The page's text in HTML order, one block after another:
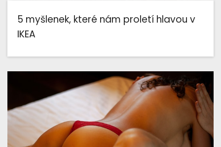
5 myšlenek, které nám proletí hlavou v
IKEA